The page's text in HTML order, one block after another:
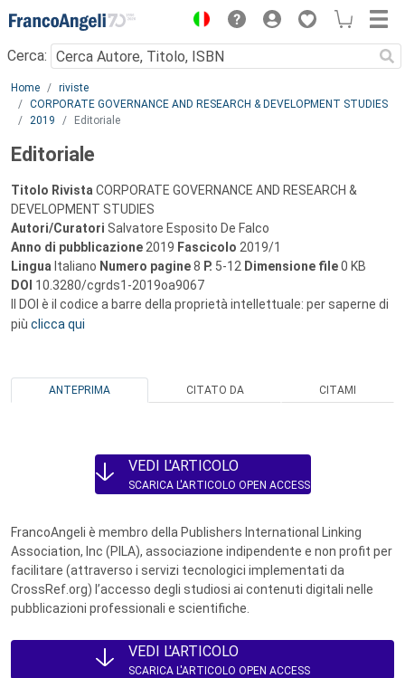
Menu
Cerca:
Main content
Home
riviste
CORPORATE GOVERNANCE AND RESEARCH & DEVELOPMENT STUDIES
2019
Editoriale
Editoriale
Titolo Rivista CORPORATE GOVERNANCE AND RESEARCH &
DEVELOPMENT STUDIES
Autori/Curatori Salvatore Esposito De Falco
Anno di pubblicazione 2019 Fascicolo 2019/1
Lingua Italiano Numero pagine8 P. 5-12 Dimensione file0 KB
DOI 10.3280/cgrds1-2019oa9067
Il DOI è il codice a barre della proprietà intellettuale: per saperne di
più clicca qui
ANTEPRIMA CITATO DA CITAMI
VEDI L'ARTICOLO
SCARICA L'ARTICOLO OPEN ACCESS
FrancoAngeli è membro della Publishers International Linking
Association, Inc (PILA), associazione indipendente e non profit per
facilitare (attraverso i servizi tecnologici implementati da
CrossRef.org) l’accesso degli studiosi ai contenuti digitali nelle
pubblicazioni professionali e scientifiche.
VEDI L'ARTICOLO
SCARICA L'ARTICOLO OPEN ACCESS